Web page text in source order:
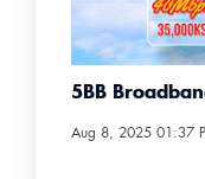
5BB
Aug 8, 2025 01:37